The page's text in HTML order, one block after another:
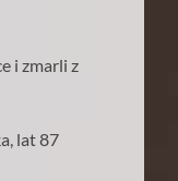
i zmarli z
lat 87